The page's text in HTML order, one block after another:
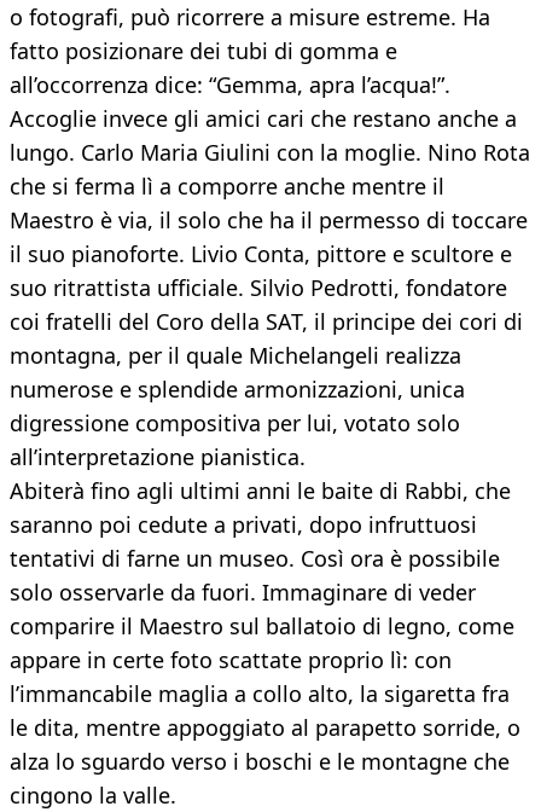
o fotografi, può ricorrere a misure estreme. Ha
fatto posizionare dei tubi di gomma e
all’occorrenza dice: “Gemma, apra l’acqua!”.
Accoglie invece gli amici cari che restano anche a
lungo. Carlo Maria Giulini con la moglie. Nino Rota
che si ferma lì a comporre anche mentre il
Maestro è via, il solo che ha il permesso di toccare
il suo pianoforte. Livio Conta, pittore e scultore e
suo ritrattista ufficiale. Silvio Pedrotti, fondatore
coi fratelli del Coro della SAT, il principe dei cori di
montagna, per il quale Michelangeli realizza
numerose e splendide armonizzazioni, unica
digressione compositiva per lui, votato solo
all’interpretazione pianistica.
Abiterà fino agli ultimi anni le baite di Rabbi, che
saranno poi cedute a privati, dopo infruttuosi
tentativi di farne un museo. Così ora è possibile
solo osservarle da fuori. Immaginare di veder
comparire il Maestro sul ballatoio di legno, come
appare in certe foto scattate proprio lì: con
l’immancabile maglia a collo alto, la sigaretta fra
le dita, mentre appoggiato al parapetto sorride, o
alza lo sguardo verso i boschi e le montagne che
cingono la valle.